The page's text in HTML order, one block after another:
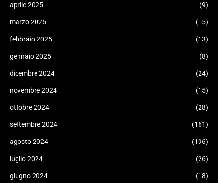
aprile 2025 (9)
marzo 2025 (15)
febbraio 2025 (13)
gennaio 2025 (8)
dicembre 2024 (24)
novembre 2024 (15)
ottobre 2024 (28)
settembre 2024 (161)
agosto 2024 (196)
luglio 2024 (26)
giugno 2024 (18)